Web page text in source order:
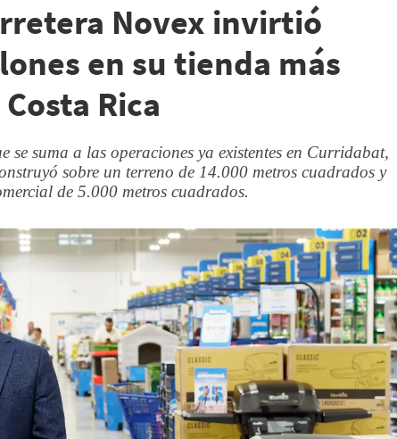
Novex invirtió
en su tienda más
Rica
se suma a las operaciones ya existentes en Curridabat,
sobre un terreno de 14.000 metros cuadrados y
de 5.000 metros cuadrados.